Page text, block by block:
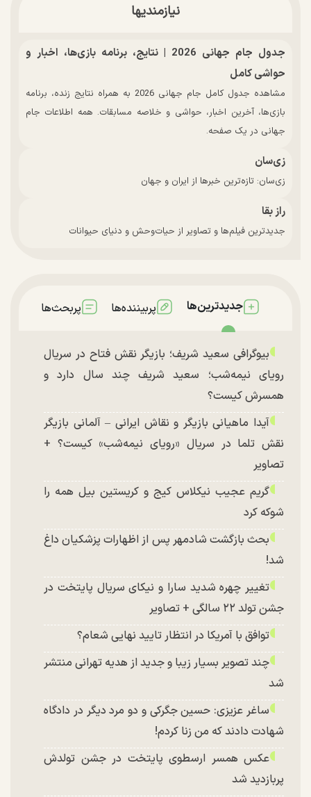
نیازمندیها
جدول جام جهانی 2026 | نتایج، برنامه بازی‌ها، اخبار و
حواشی کامل
مشاهده جدول کامل جام جهانی 2026 به همراه نتایج زنده، برنامه
بازی‌ها، آخرین اخبار، حواشی و خلاصه مسابقات. همه اطلاعات جام
جهانی در یک صفحه.
زی‌سان
زی‌سان: تازه‌ترین خبرها از ایران و جهان
راز بقا
جدیدترین فیلم‌ها و تصاویر از حیات‌وحش و دنیای حیوانات
جدیدترین‌ها پربیننده‌ها پربحث‌ها
بیوگرافی سعید شریف؛ بازیگر نقش فتاح در سریال
رویای نیمه‌شب؛ سعید شریف چند سال دارد و
همسرش کیست؟
آیدا ماهیانی بازیگر و نقاش ایرانی – آلمانی بازیگر
نقش تلما در سریال «رویای نیمه‌شب» کیست؟ +
تصاویر
گریم عجیب نیکلاس کیج و کریستین بیل همه را
شوکه کرد
بحث بازگشت شادمهر پس از اظهارات پزشکیان داغ
شد!
تغییر چهره شدید سارا و نیکای سریال پایتخت در
جشن تولد ۲۲ سالگی + تصاویر
توافق با آمریکا در انتظار تایید نهایی شعام؟
چند تصویر بسیار زیبا و جدید از هدیه تهرانی منتشر
شد
ساغر عزیزی: حسین جگرکی و دو مرد دیگر در دادگاه
شهادت دادند که من زنا کردم!
عکس همسر ارسطوی پایتخت در جشن تولدش
پربازدید شد